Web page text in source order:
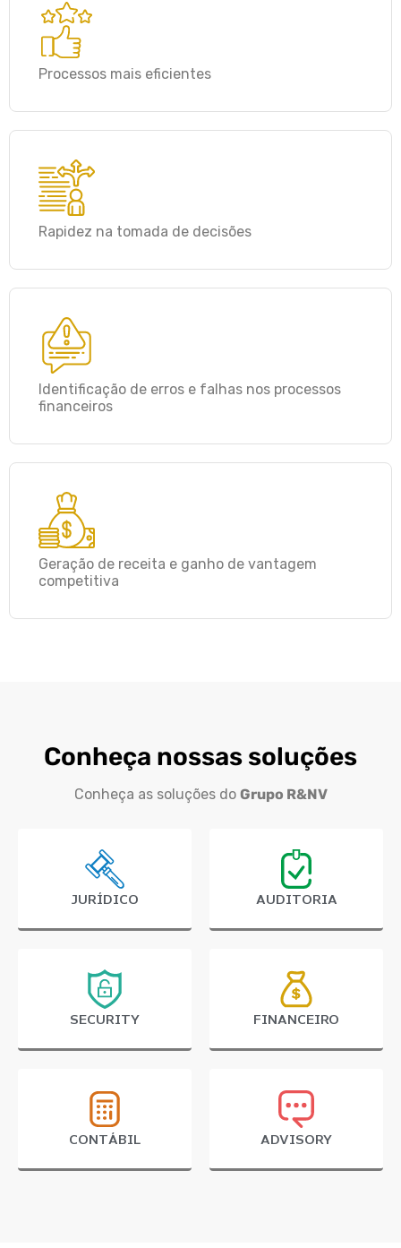
Processos mais eficientes
Rapidez na tomada de decisões
Identificação de erros e falhas nos processos
financeiros
Geração de receita e ganho de vantagem
competitiva
Conheça nossas soluções
Conheça as soluções do Grupo R&NV
JURÍDICO AUDITORIA
SECURITY FINANCEIRO
CONTÁBIL ADVISORY